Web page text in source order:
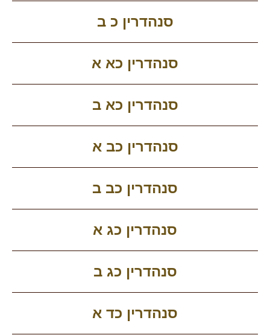
סנהדרין כ ב
סנהדרין כא א
סנהדרין כא ב
סנהדרין כב א
סנהדרין כב ב
סנהדרין כג א
סנהדרין כג ב
סנהדרין כד א